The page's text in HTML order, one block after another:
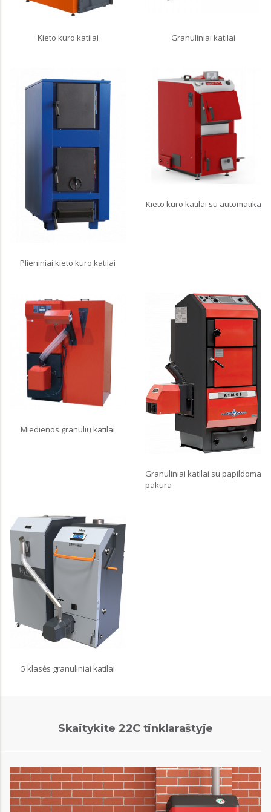
Kieto kuro katilai Granuliniai katilai
Plieniniai kieto kuro katilai
Kieto kuro katilai su automatika
Miedienos granulių katilai
Granuliniai katilai su papildoma
pakura
5 klasės granuliniai katilai
Skaitykite 22C tinklaraštyje